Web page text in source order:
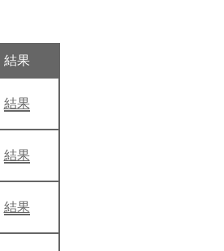
結果
結果
結果
結果